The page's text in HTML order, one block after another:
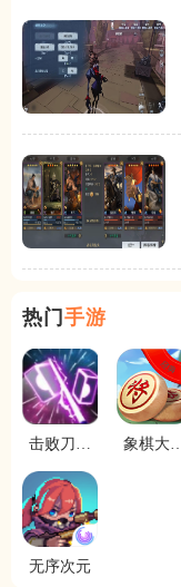
热门手游
击败刀锋
舞
象棋大师
无序次元